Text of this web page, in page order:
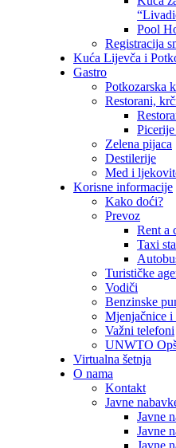
Pool
Registracija
Kuća Lijevča i
Gastro
Potkozarska
Restorani,
Zelena pijaca
Destilerije
Med i
Korisne informacije
Kako doći?
Prevoz
Rent a
Taxi
Turističke
Vodiči
Benzinske
Mjenjačnice i
Važni telefoni
UNWTO
Virtualna šetnja
O nama
Kontakt
Javne
Javne
Javne
Javne